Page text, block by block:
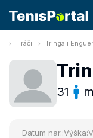
Hráči Tringali
31
Datum nar.:Výška: